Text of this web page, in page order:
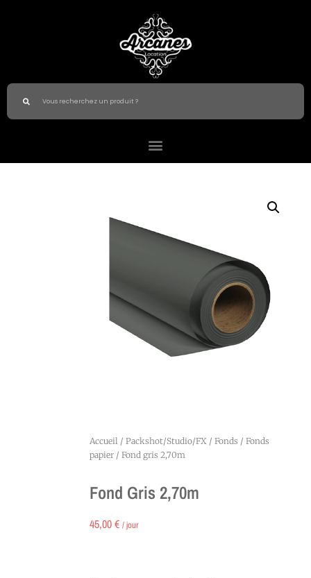
Accueil / Packshot/Studio/FX / Fonds / Fonds
papier / Fond gris 2,70m
Fond Gris 2,70m
45,00€ / jour